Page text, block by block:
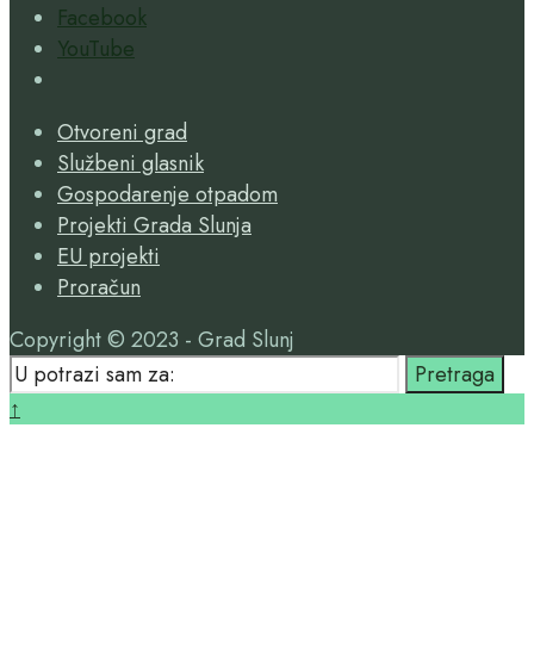
Facebook
YouTube
Window
Otvoreni grad
Službeni glasnik
Gospodarenje otpadom
Projekti Grada Slunja
EU projekti
Proračun
Copyright © 2023 - Grad Slunj
Search
for:
Pretraga
Close
↑